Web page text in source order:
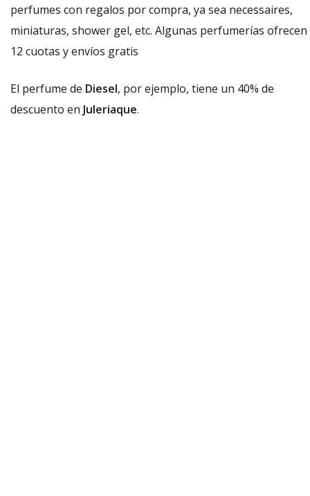
perfumes con regalos por compra, ya sea necessaires,
miniaturas, shower gel, etc. Algunas perfumerías ofrecen
12 cuotas y envíos gratis
El perfume de Diesel, por ejemplo, tiene un 40% de
descuento en Juleriaque.